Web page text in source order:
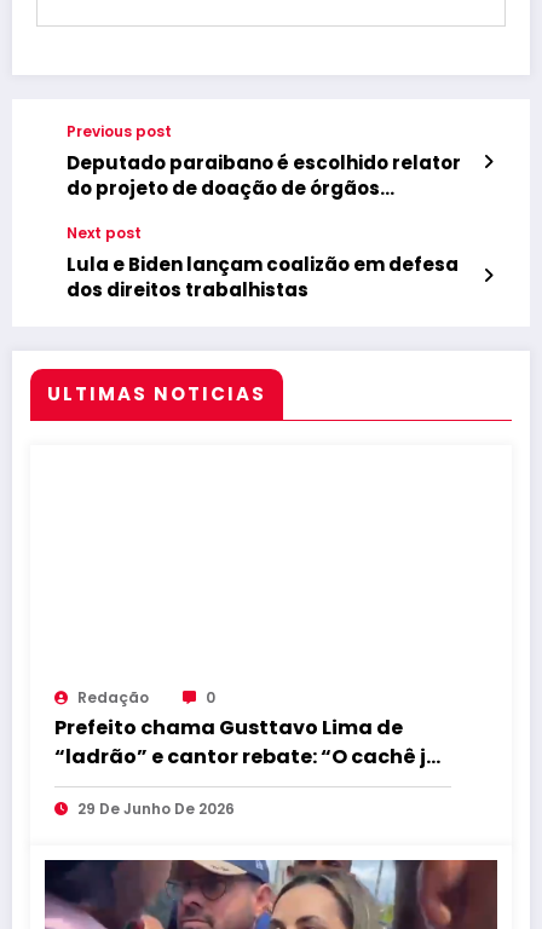
Previous post
Deputado paraibano é escolhido relator
do projeto de doação de órgãos
Next post
Lula e Biden lançam coalizão em defesa
dos direitos trabalhistas
ULTIMAS NOTICIAS
Redação 0
Prefeito chama Gusttavo Lima de
“ladrão” e cantor rebate: “O cachê já
foi devolvido”
29 De Junho De 2026